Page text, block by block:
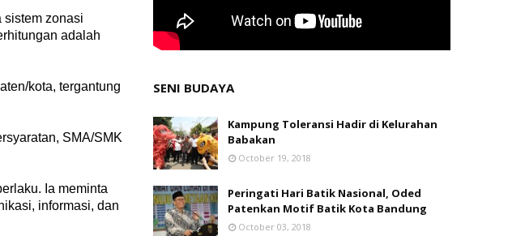
sistem zonasi
adalah
kota, tergantung
SMA/SMK
Ia meminta
informasi, dan
SENI BUDAYA
Kampung Toleransi Hadir di Kelurahan
Babakan
October 19, 2018
Peringati Hari Batik Nasional, Oded
Patenkan Motif Batik Kota Bandung
October 03, 2018